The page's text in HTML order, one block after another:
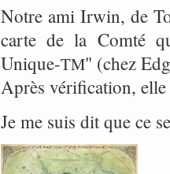
Notre ami Irwin, de
carte de la Comté
Unique-TM" (chez
Après vérification, elle
Je me suis dit que ce